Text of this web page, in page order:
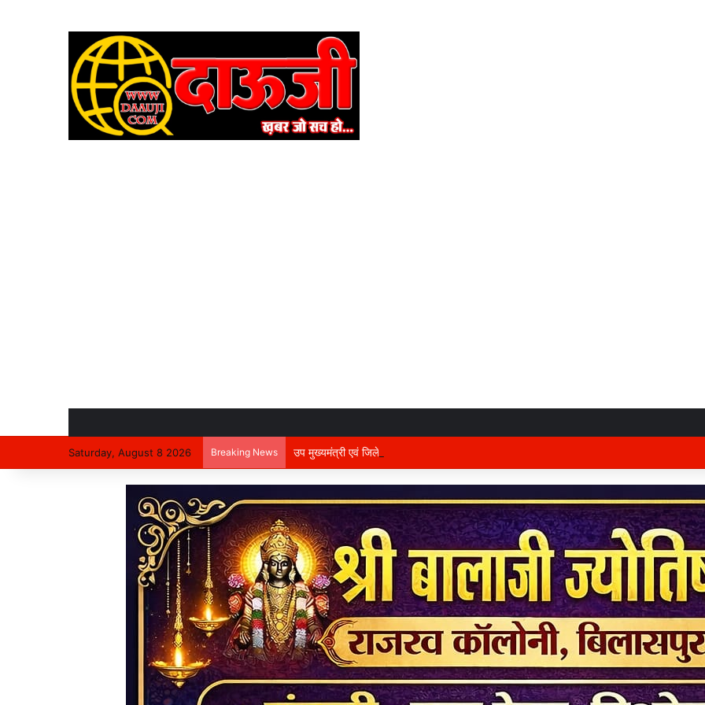
Saturday, August 8 2026 Breaking News उप मुख्यमंत्री एवं जिले के प्रभारी मंत्री अरुण साव कल लेंगे विभागीय योजनाओं और विकास कार्यों की समीक्षा